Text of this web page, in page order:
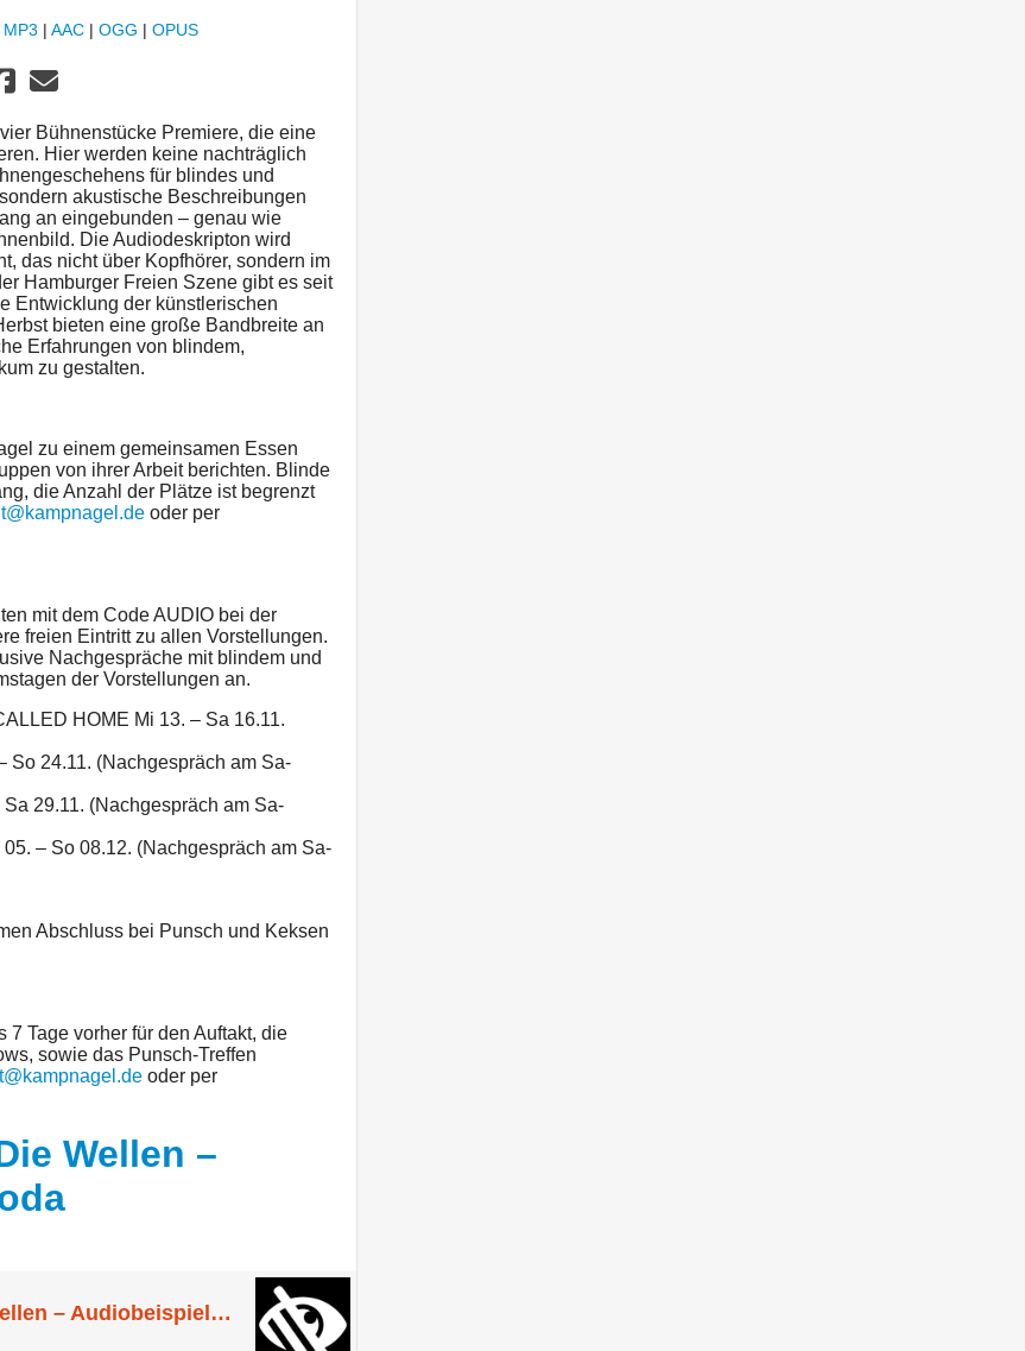
MP3 | AAC | OGG | OPUS
Bühnenstücke Premiere, die eine
Hier werden keine nachträglich
für blindes und
akustische Beschreibungen
an eingebunden – genau wie
Die Audiodeskripton wird
das nicht über Kopfhörer, sondern im
Hamburger Freien Szene gibt es seit
Entwicklung der künstlerischen
bieten eine große Bandbreite an
Erfahrungen von blindem,
zu gestalten.
zu einem gemeinsamen Essen
von ihrer Arbeit berichten. Blinde
die Anzahl der Plätze ist begrenzt
oder per
mit dem Code AUDIO bei der
freien Eintritt zu allen Vorstellungen.
Nachgespräche mit blindem und
der Vorstellungen an.
HOME Mi 13. – Sa 16.11.
So 24.11. (Nachgespräch am Sa-
29.11. (Nachgespräch am Sa-
– So 08.12. (Nachgespräch am Sa-
Abschluss bei Punsch und Keksen
Tage vorher für den Auftakt, die
sowie das Punsch-Treffen
oder per
Wellen –
[In]operabilities: Die Wellen – Audiobeispiel Rhoda